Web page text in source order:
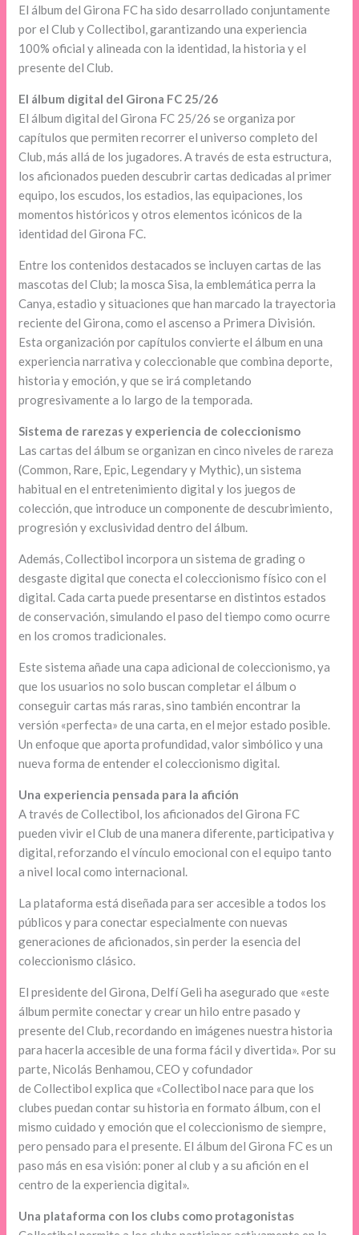
El álbum del Girona FC ha sido desarrollado conjuntamente
por el Club y Collectibol, garantizando una experiencia
100% oficial y alineada con la identidad, la historia y el
presente del Club.
El álbum digital del Girona FC 25/26
El álbum digital del Girona FC 25/26 se organiza por
capítulos que permiten recorrer el universo completo del
Club, más allá de los jugadores. A través de esta estructura,
los aficionados pueden descubrir cartas dedicadas al primer
equipo, los escudos, los estadios, las equipaciones, los
momentos históricos y otros elementos icónicos de la
identidad del Girona FC.
Entre los contenidos destacados se incluyen cartas de las
mascotas del Club; la mosca Sisa, la emblemática perra la
Canya, estadio y situaciones que han marcado la trayectoria
reciente del Girona, como el ascenso a Primera División.
Esta organización por capítulos convierte el álbum en una
experiencia narrativa y coleccionable que combina deporte,
historia y emoción, y que se irá completando
progresivamente a lo largo de la temporada.
Sistema de rarezas y experiencia de coleccionismo
Las cartas del álbum se organizan en cinco niveles de rareza
(Common, Rare, Epic, Legendary y Mythic), un sistema
habitual en el entretenimiento digital y los juegos de
colección, que introduce un componente de descubrimiento,
progresión y exclusividad dentro del álbum.
Además, Collectibol incorpora un sistema de grading o
desgaste digital que conecta el coleccionismo físico con el
digital. Cada carta puede presentarse en distintos estados
de conservación, simulando el paso del tiempo como ocurre
en los cromos tradicionales.
Este sistema añade una capa adicional de coleccionismo, ya
que los usuarios no solo buscan completar el álbum o
conseguir cartas más raras, sino también encontrar la
versión «perfecta» de una carta, en el mejor estado posible.
Un enfoque que aporta profundidad, valor simbólico y una
nueva forma de entender el coleccionismo digital.
Una experiencia pensada para la afición
A través de Collectibol, los aficionados del Girona FC
pueden vivir el Club de una manera diferente, participativa y
digital, reforzando el vínculo emocional con el equipo tanto
a nivel local como internacional.
La plataforma está diseñada para ser accesible a todos los
públicos y para conectar especialmente con nuevas
generaciones de aficionados, sin perder la esencia del
coleccionismo clásico.
El presidente del Girona, Delfí Geli ha asegurado que «este
álbum permite conectar y crear un hilo entre pasado y
presente del Club, recordando en imágenes nuestra historia
para hacerla accesible de una forma fácil y divertida». Por su
parte, Nicolás Benhamou, CEO y cofundador
de Collectibol explica que «Collectibol nace para que los
clubes puedan contar su historia en formato álbum, con el
mismo cuidado y emoción que el coleccionismo de siempre,
pero pensado para el presente. El álbum del Girona FC es un
paso más en esa visión: poner al club y a su afición en el
centro de la experiencia digital».
Una plataforma con los clubs como protagonistas